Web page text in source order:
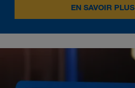
EN SAVOIR PLUS